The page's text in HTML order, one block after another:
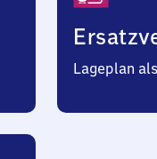
Lageplan